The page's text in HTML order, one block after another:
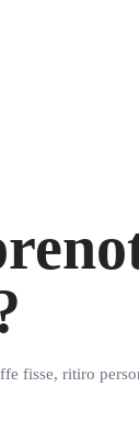
fisse, ritiro